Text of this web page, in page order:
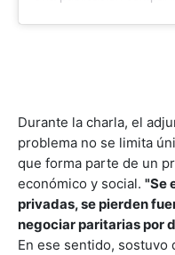
Durante la charla, el
problema no se limita
que forma parte de un
económico y social. "Se
privadas, se pierden
negociar paritarias por
En ese sentido, sostuvo